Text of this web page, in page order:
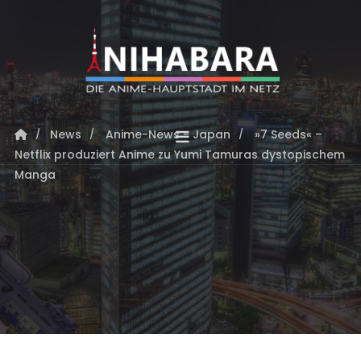
News Anime-News - Japan
»7 Seeds« –
Netflix produziert Anime zu Yumi Tamuras dystopischem
Manga